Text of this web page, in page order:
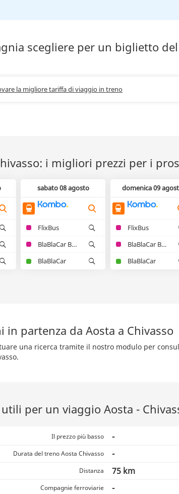
scegliere per un biglietto
la migliore tariffa di viaggio in treno
i migliori prezzi per i
sabato 08 agosto
FlixBus
BlaBlaCar Bus
BlaBlaCar
domenica 09
FlixBus
BlaBlaCar Bus
BlaBlaCar
in partenza da Aosta a Chivasso
una ricerca tramite il nostro modulo per
per un viaggio Aosta -
Il prezzo più basso -
Durata del treno Aosta Chivasso -
Distanza 75 km
Compagnie ferroviarie -